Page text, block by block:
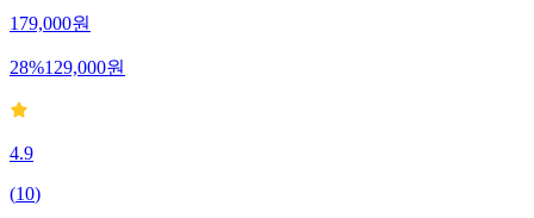
179,000원
28%129,000원
4.9
(10)